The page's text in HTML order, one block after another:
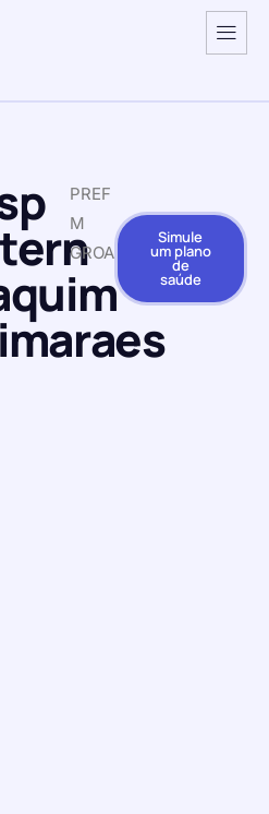
PREF
M
GROAIRAS
Simule
um plano
de
saúde